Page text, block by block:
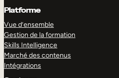
Platforme
Vue d’ensemble
Gestion de la formation
Skills Intelligence
Marché des contenus
Intégrations